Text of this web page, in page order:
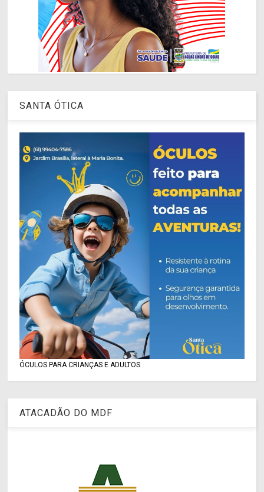
SANTA ÓTICA
ÓCULOS PARA CRIANÇAS E ADULTOS
ATACADÃO DO MDF